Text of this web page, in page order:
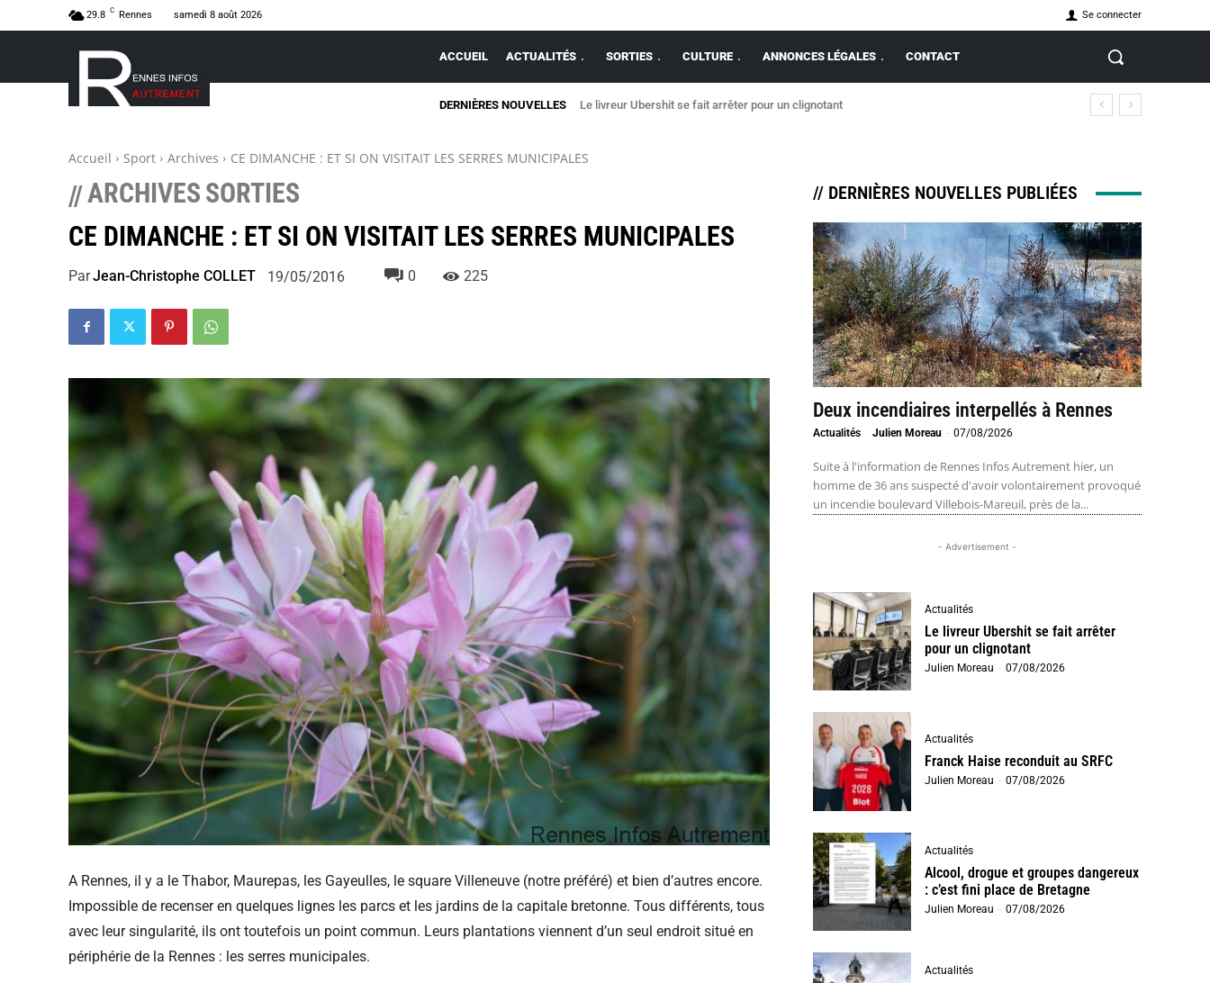
29.8 C Rennes samedi 8 août 2026 Se connecter
ACCUEIL ACTUALITÉS SORTIES CULTURE ANNONCES LÉGALES CONTACT
DERNIÈRES NOUVELLES Le livreur Ubershit se fait arrêter pour un clignotant
Accueil Sport Archives CE DIMANCHE : ET SI ON VISITAIT LES SERRES MUNICIPALES
//ARCHIVES SORTIES
CE DIMANCHE : ET SI ON VISITAIT LES SERRES MUNICIPALES
ParJean-Christophe COLLET 19/05/2016 0 225
A Rennes, il y a le Thabor, Maurepas, les Gayeulles, le square Villeneuve (notre préféré) et bien d’autres encore.
Impossible de recenser en quelques lignes les parcs et les jardins de la capitale bretonne. Tous différents, tous
avec leur singularité, ils ont toutefois un point commun. Leurs plantations viennent d’un seul endroit situé en
périphérie de la Rennes : les serres municipales.
// DERNIÈRES NOUVELLES PUBLIÉES
Deux incendiaires interpellés à Rennes
Actualités Julien Moreau - 07/08/2026
Suite à l'information de Rennes Infos Autrement hier, un
homme de 36 ans suspecté d'avoir volontairement provoqué
un incendie boulevard Villebois-Mareuil, près de la...
- Advertisement -
Actualités
Le livreur Ubershit se fait arrêter
pour un clignotant
Julien Moreau - 07/08/2026
Actualités
Franck Haise reconduit au SRFC
Julien Moreau - 07/08/2026
Actualités
Alcool, drogue et groupes dangereux
: c’est fini place de Bretagne
Julien Moreau - 07/08/2026
Actualités